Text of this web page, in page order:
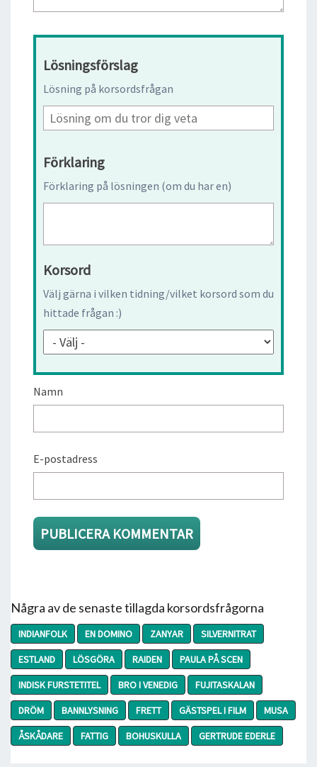
Lösningsförslag
Lösning på korsordsfrågan
Förklaring
Förklaring på lösningen (om du har en)
Korsord
Välj gärna i vilken tidning/vilket korsord som du
hittade frågan :)
Namn
E-postadress
Några av de senaste tillagda korsordsfrågorna
INDIANFOLK EN DOMINO ZANYAR
SILVERNITRAT
ESTLAND
LÖSGÖRA RAIDEN
PAULA PÅ SCEN
INDISK FURSTETITEL
BRO I VENEDIG
FUJITASKALAN
DRÖM
BANNLYSNING FRETT GÄSTSPEL I FILM
MUSA
ÅSKÅDARE
FATTIG BOHUSKULLA GERTRUDE EDERLE